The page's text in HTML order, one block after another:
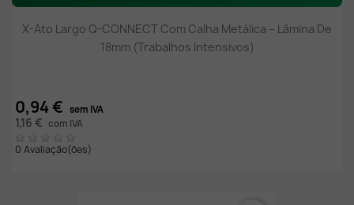
X-Ato Largo Q-CONNECT Com Calha Metálica – Lâmina De
18mm (Trabalhos Intensivos)
0,94 € sem IVA
1,16 € com IVA
0 Avaliação(ões)